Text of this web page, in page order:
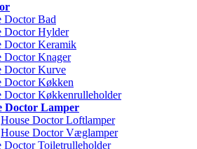
Doctor Bad
Doctor Hylder
Doctor Keramik
Doctor Knager
Doctor Kurve
Doctor Køkken
Doctor Køkkenrulleholder
Doctor Lamper
House Doctor Loftlamper
House Doctor Væglamper
Doctor Toiletrulleholder